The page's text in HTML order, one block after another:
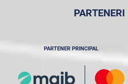
PARTENER PRINCIPAL